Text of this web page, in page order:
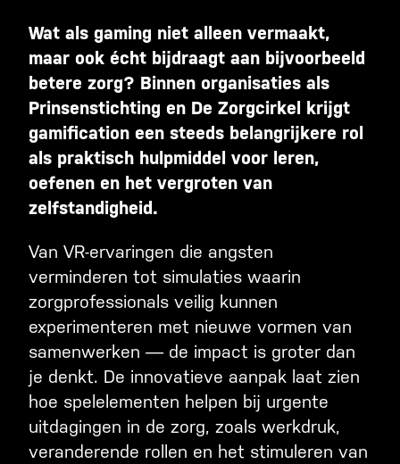
Wat als gaming niet alleen vermaakt,
maar ook écht bijdraagt aan bijvoorbeeld
betere zorg? Binnen organisaties als
Prinsenstichting en De Zorgcirkel krijgt
gamification een steeds belangrijkere rol
als praktisch hulpmiddel voor leren,
oefenen en het vergroten van
zelfstandigheid.
Van VR-ervaringen die angsten
verminderen tot simulaties waarin
zorgprofessionals veilig kunnen
experimenteren met nieuwe vormen van
samenwerken — de impact is groter dan
je denkt. De innovatieve aanpak laat zien
hoe spelelementen helpen bij urgente
uitdagingen in de zorg, zoals werkdruk,
veranderende rollen en het stimuleren van